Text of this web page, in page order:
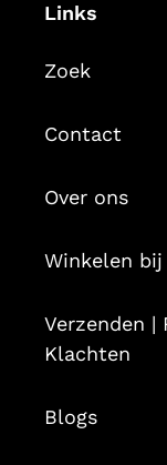
Links
Zoek
Contact
Over ons
Winkelen bij
Verzenden |
Klachten
Blogs